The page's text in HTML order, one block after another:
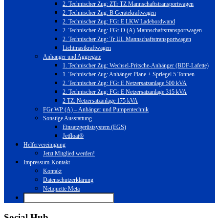
2. Technischer Zug: ZTr TZ Mannschaftstransportwagen
2. Technischer Zug: B Gerätekraftwagen
2. Technischer Zug: FGr E LKW Ladebordwand
2. Technischer Zug: FGr O (A) Mannschaftstransportwagen
2. Technischer Zug: Tr UL Mannschaftstransportwagen
Lichtmastkraftwagen
Anhänger und Aggregate
1. Technischer Zug: Wechsel-Pritsche-Anhänger (BDF-Lafette)
1. Technischer Zug: Anhänger Plane + Spriegel 5 Tonnen
2. Technischer Zug: FGr E Netzersatzanlage 500 kVA
2. Technischer Zug: FGr E Netzersatzanlage 315 kVA
2 TZ: Netzersatzanlage 175 kVA
FGr WP (A) – Anhänger und Pumpentechnik
Sonstige Ausstattung
Einsatzgerüstsystem (EGS)
Jetfloat®
Helfervereinigung
Jetzt Mitglied werden!
Impressum-Kontakt
Kontakt
Datenschutzerklärung
Netiquette Meta